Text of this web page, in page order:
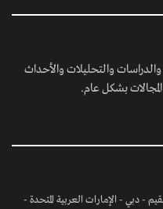
والتحليلات والأحداث
بشكل عام.
- دبي - الإمارات العربية المتحدة -